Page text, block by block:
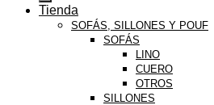
Tienda
SOFÁS, SILLONES Y POUF
SOFÁS
LINO
CUERO
OTROS
SILLONES